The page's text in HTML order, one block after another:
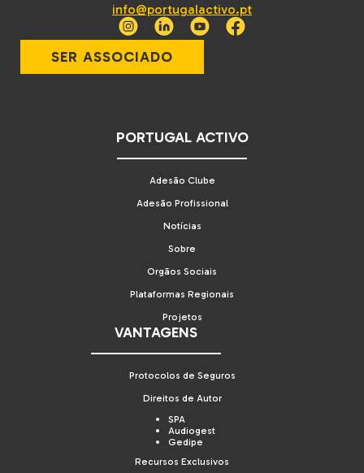
info@portugalactivo.pt
SER ASSOCIADO
PORTUGAL ACTIVO
Adesão Clube
Adesão Profissional
Notícias
Sobre
Orgãos Sociais
Plataformas Regionais
Projetos
VANTAGENS
Protocolos de Seguros
Direitos de Autor
SPA
Audiogest
Gedipe
Recursos Exclusivos